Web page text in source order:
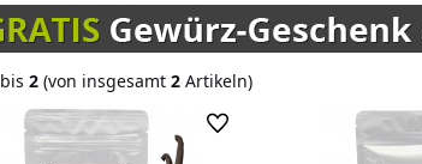
bis 2 (von insgesamt 2 Artikeln)